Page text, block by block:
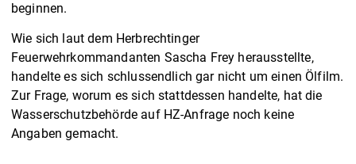
beginnen.
Wie sich laut dem Herbrechtinger
Feuerwehrkommandanten Sascha Frey herausstellte,
handelte es sich schlussendlich gar nicht um einen Ölfilm.
Zur Frage, worum es sich stattdessen handelte, hat die
Wasserschutzbehörde auf HZ-Anfrage noch keine
Angaben gemacht.